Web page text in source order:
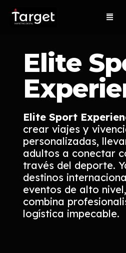
Elite
Elite Sport
crear viajes y
personalizadas,
adultos a conectar
través del deporte.
destinos
eventos de alto
combina
logística impecable.